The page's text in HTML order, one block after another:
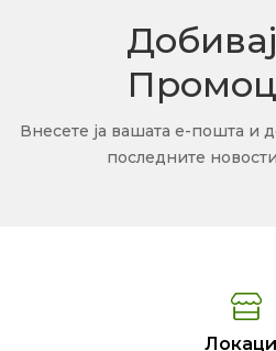
Внесете ја вашата е-пошта и
последните